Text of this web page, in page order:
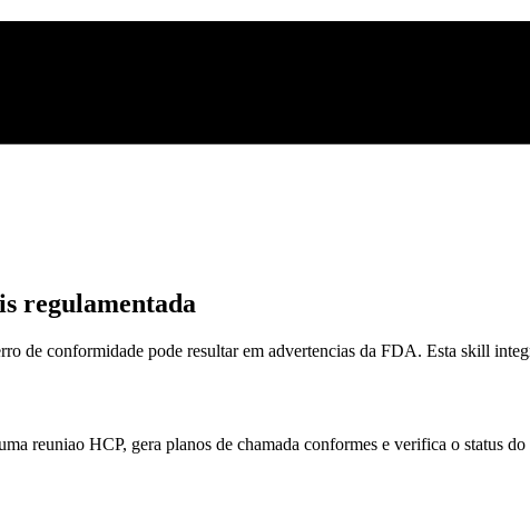
regulamentada
de conformidade pode resultar em advertencias da FDA. Esta skill
reuniao HCP, gera planos de chamada conformes e verifica o status